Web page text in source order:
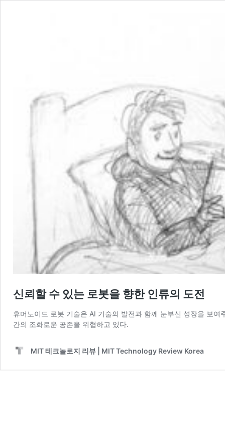
신뢰할 수 있는 로봇을 향한 인류의 도전
휴머노이드 로봇 기술은 AI 기술의 발전과 함께 눈부신 성장을 보
간의 조화로운 공존을 위협하고 있다.
MIT 테크놀로지 리뷰 | MIT Technology Review Korea